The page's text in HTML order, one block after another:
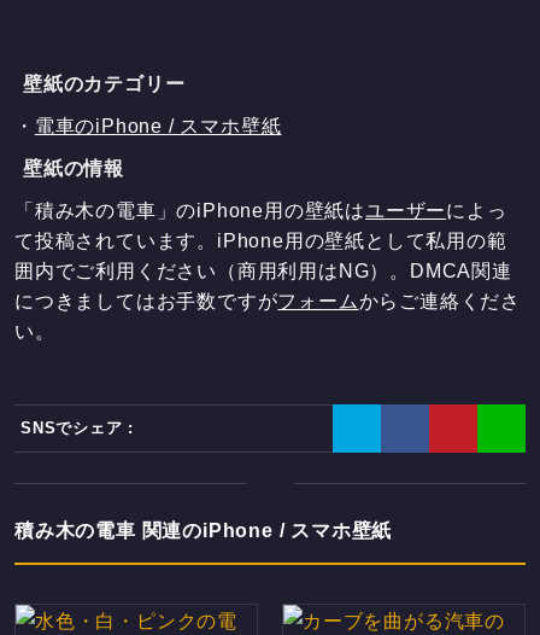
壁紙のカテゴリー
・ 電車のiPhone / スマホ壁紙
壁紙の情報
「積み木の電車」のiPhone用の壁紙はユーザーによっ
て投稿されています。iPhone用の壁紙として私用の範
囲内でご利用ください（商用利用はNG）。DMCA関連
につきましてはお手数ですがフォームからご連絡くださ
い。
SNSでシェア :
積み木の電車 関連のiPhone / スマホ壁紙